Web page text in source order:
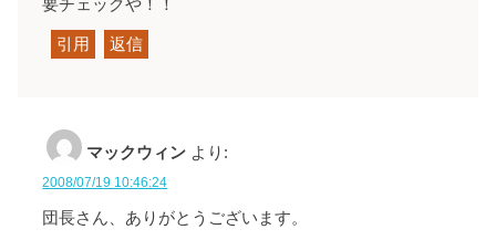
要チェックや！！
引用 返信
マックウィン より:
2008/07/19 10:46:24
団長さん、ありがとうございます。